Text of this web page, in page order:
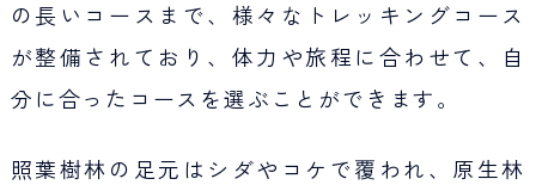
の長いコースまで、様々なトレッキングコース
が整備されており、体力や旅程に合わせて、自
分に合ったコースを選ぶことができます。
照葉樹林の足元はシダやコケで覆われ、原生林